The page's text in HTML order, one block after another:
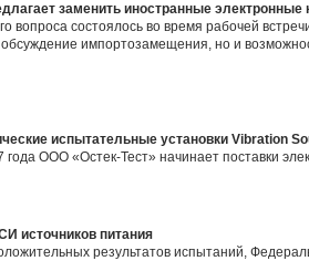
заменить иностранные
вопроса состоялось во время рабочей
обсуждение импортозамещения, но и
испытательные установки Vibration
года ООО «Остек-Тест» начинает поставки
источников питания
результатов испытаний,